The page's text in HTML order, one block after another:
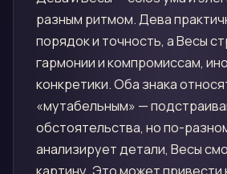
разным ритмом. Дева
порядок и точность, а Весы
гармонии и компромиссам,
конкретики. Оба знака
«мутабельным» —
обстоятельства, но по-
анализирует детали, Весы